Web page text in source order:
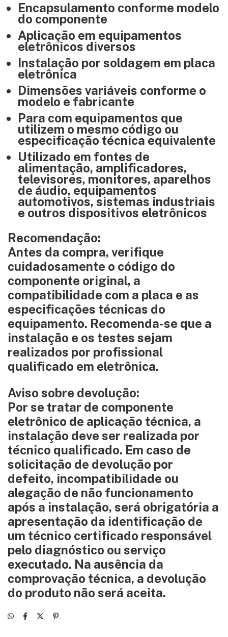
Encapsulamento conforme modelo
do componente
Aplicação em equipamentos
eletrônicos diversos
Instalação por soldagem em placa
eletrônica
Dimensões variáveis conforme o
modelo e fabricante
Para com equipamentos que
utilizem o mesmo código ou
especificação técnica equivalente
Utilizado em fontes de
alimentação, amplificadores,
televisores, monitores, aparelhos
de áudio, equipamentos
automotivos, sistemas industriais
e outros dispositivos eletrônicos
Recomendação:
Antes da compra, verifique
cuidadosamente o código do
componente original, a
compatibilidade com a placa e as
especificações técnicas do
equipamento. Recomenda-se que a
instalação e os testes sejam
realizados por profissional
qualificado em eletrônica.
Aviso sobre devolução:
Por se tratar de componente
eletrônico de aplicação técnica, a
instalação deve ser realizada por
técnico qualificado. Em caso de
solicitação de devolução por
defeito, incompatibilidade ou
alegação de não funcionamento
após a instalação, será obrigatória a
apresentação da identificação de
um técnico certificado responsável
pelo diagnóstico ou serviço
executado. Na ausência da
comprovação técnica, a devolução
do produto não será aceita.